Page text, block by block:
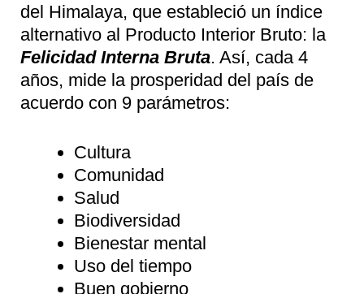
del Himalaya, que estableció un índice
alternativo al Producto Interior Bruto: la
Felicidad Interna Bruta. Así, cada 4
años, mide la prosperidad del país de
acuerdo con 9 parámetros:
Cultura
Comunidad
Salud
Biodiversidad
Bienestar mental
Uso del tiempo
Buen gobierno